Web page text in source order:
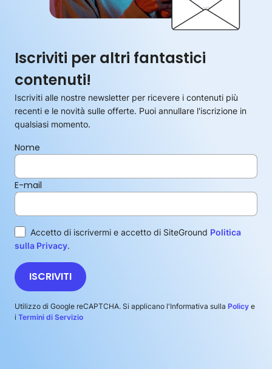
Iscriviti per altri fantastici
contenuti!
Iscriviti alle nostre newsletter per ricevere i contenuti più
recenti e le novità sulle offerte. Puoi annullare l'iscrizione in
qualsiasi momento.
Nome
E-mail
Accetto di iscrivermi e accetto di SiteGround Politica
sulla Privacy.
ISCRIVITI
Utilizzo di Google reCAPTCHA. Si applicano l'Informativa sulla Policy e
i Termini di Servizio